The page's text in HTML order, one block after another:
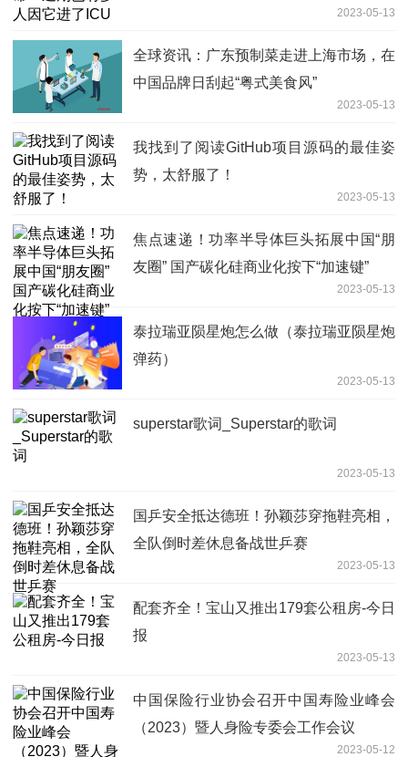
2023-05-13
全球资讯：广东预制菜走进上海市场，在
中国品牌日刮起“粤式美食风”
2023-05-13
我找到了阅读GitHub项目源码的最佳姿
势，太舒服了！
2023-05-13
焦点速递！功率半导体巨头拓展中国“朋
友圈” 国产碳化硅商业化按下“加速键”
2023-05-13
泰拉瑞亚陨星炮怎么做（泰拉瑞亚陨星炮
弹药）
2023-05-13
superstar歌词_Superstar的歌词
2023-05-13
国乒安全抵达德班！孙颖莎穿拖鞋亮相，
全队倒时差休息备战世乒赛
2023-05-13
配套齐全！宝山又推出179套公租房-今日
报
2023-05-13
中国保险行业协会召开中国寿险业峰会
（2023）暨人身险专委会工作会议
2023-05-12